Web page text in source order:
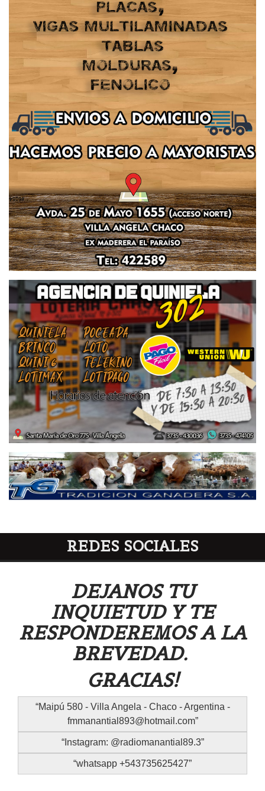
REDES SOCIALES
DEJANOS TU
INQUIETUD Y TE
RESPONDEREMOS A LA
BREVEDAD.
GRACIAS!
Maipú 580 - Villa Angela - Chaco - Argentina -
fmmanantial893@hotmail.com
Instagram: @radiomanantial89.3
whatsapp +543735625427